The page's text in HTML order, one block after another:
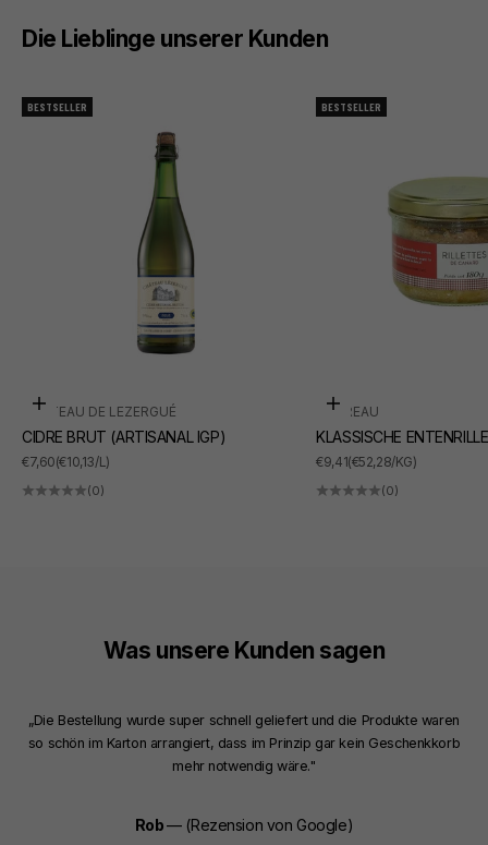
Die Lieblinge unserer Kunden
BESTSELLER
In den Warenkorb
CHÂTEAU DE LEZERGUÉ
CIDRE BRUT (ARTISANAL IGP)
ANGEBOT
€7,60(€10,13/L)
(0)
BESTSELLER
In den Warenkorb
SUDREAU
KLASSISCHE
ANGEBOT
€9,41(€52,28/KG)
(0)
Was unsere Kunden sagen
„Die Bestellung wurde super schnell geliefert und die Produkte waren
so schön im Karton arrangiert, dass im Prinzip gar kein Geschenkkorb
mehr notwendig wäre."
Rob— (Rezension von Google)